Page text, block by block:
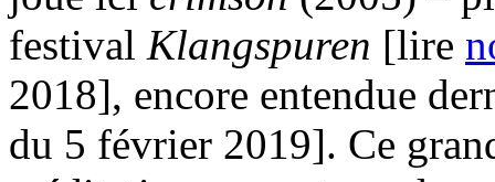
festival Klangspuren [lire
2018], encore entendue
du 5 février 2019]. Ce